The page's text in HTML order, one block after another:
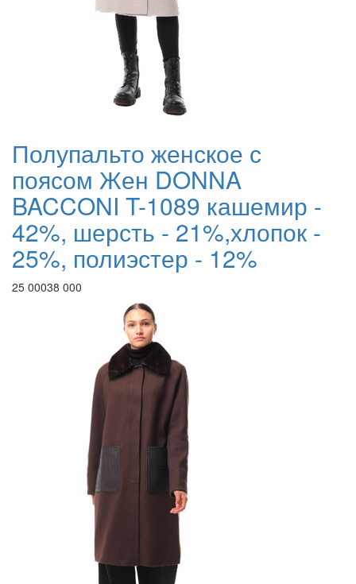
Полупальто женское с
поясом Жен DONNA
BACCONI T-1089 кашемир -
42%, шерсть - 21%,хлопок -
25%, полиэстер - 12%
25 00038 000